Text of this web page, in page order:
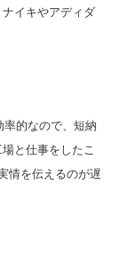
イキやアディダ
的なので、短納
と仕事をしたこ
情を伝えるのが遅